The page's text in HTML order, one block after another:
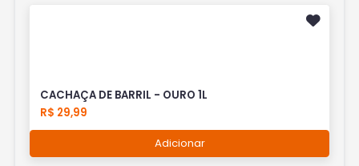
CACHAÇA DE BARRIL - OURO 1L
R$ 29,99
Adicionar